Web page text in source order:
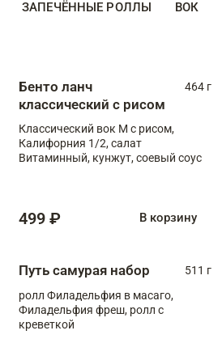
ЗАПЕЧЁННЫЕ РОЛЛЫ ВОК
Бенто ланч
классический с рисом
464 г
Классический вок М с рисом,
Калифорния 1/2, салат
Витаминный, кунжут, соевый соус
499 ₽ В корзину
Путь самурая набор
511 г
ролл Филадельфия в масаго,
Филадельфия фреш, ролл с
креветкой